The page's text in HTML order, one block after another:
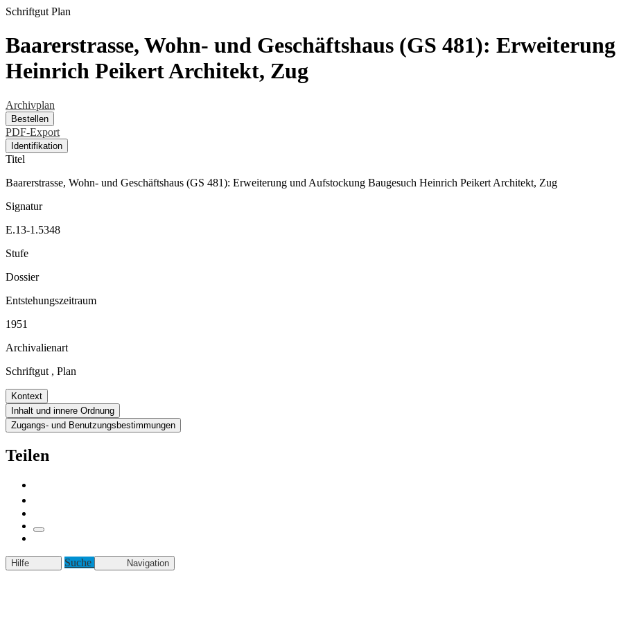
Schriftgut Plan
Baarerstrasse, Wohn- und Geschäftshaus (GS 481):
Heinrich Peikert Architekt, Zug
Archivplan
Bestellen
PDF-Export
Identifikation
Titel
Baarerstrasse, Wohn- und Geschäftshaus (GS 481): Erweiterung und Aufstockung Baugesuch Heinrich Peikert Architekt, Zug
Signatur
E.13-1.5348
Stufe
Dossier
Entstehungszeitraum
1951
Archivalienart
Schriftgut , Plan
Kontext
Inhalt und innere Ordnung
Zugangs- und Benutzungsbestimmungen
Teilen
Hilfe Suche Navigation